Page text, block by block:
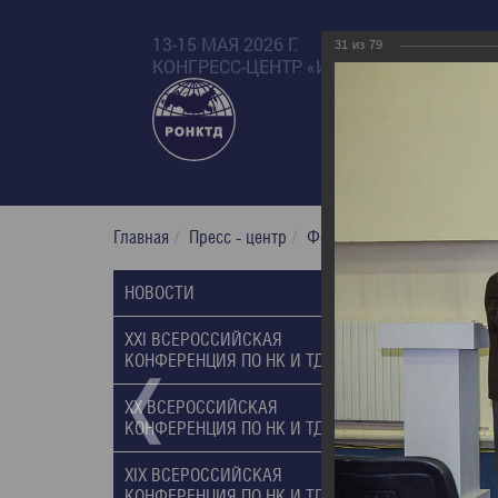
13-15 МАЯ 2026 Г.
КОНГРЕСС-ЦЕНТР «ИЗМАЙЛОВО БЕТА»
Главная Пресс - центр Фотогалерея XXI
XXI
01.03.2017
НОВОСТИ
XXI ВСЕРОССИЙСКАЯ
КОНФЕРЕНЦИЯ ПО НК И ТД, 2017
XX ВСЕРОССИЙСКАЯ
КОНФЕРЕНЦИЯ ПО НК И ТД, 2014
XIX ВСЕРОССИЙСКАЯ
31 из 79